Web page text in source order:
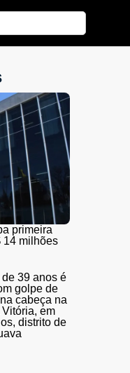
primeira
14 milhões
de 39 anos é
golpe de
cabeça na
em
distrito de